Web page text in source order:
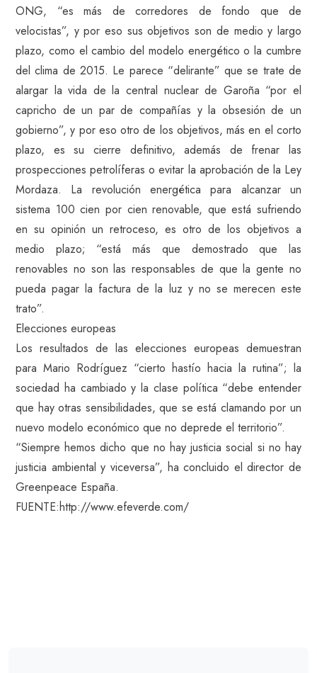
ONG, “es más de corredores de fondo que de
velocistas”, y por eso sus objetivos son de medio y largo
plazo, como el cambio del modelo energético o la cumbre
del clima de 2015. Le parece “delirante” que se trate de
alargar la vida de la central nuclear de Garoña “por el
capricho de un par de compañías y la obsesión de un
gobierno”, y por eso otro de los objetivos, más en el corto
plazo, es su cierre definitivo, además de frenar las
prospecciones petrolíferas o evitar la aprobación de la Ley
Mordaza. La revolución energética para alcanzar un
sistema 100 cien por cien renovable, que está sufriendo
en su opinión un retroceso, es otro de los objetivos a
medio plazo; “está más que demostrado que las
renovables no son las responsables de que la gente no
pueda pagar la factura de la luz y no se merecen este
trato”.
Elecciones europeas
Los resultados de las elecciones europeas demuestran
para Mario Rodríguez “cierto hastío hacia la rutina”; la
sociedad ha cambiado y la clase política “debe entender
que hay otras sensibilidades, que se está clamando por un
nuevo modelo económico que no deprede el territorio”.
“Siempre hemos dicho que no hay justicia social si no hay
justicia ambiental y viceversa”, ha concluido el director de
Greenpeace España.
FUENTE:http://www.efeverde.com/